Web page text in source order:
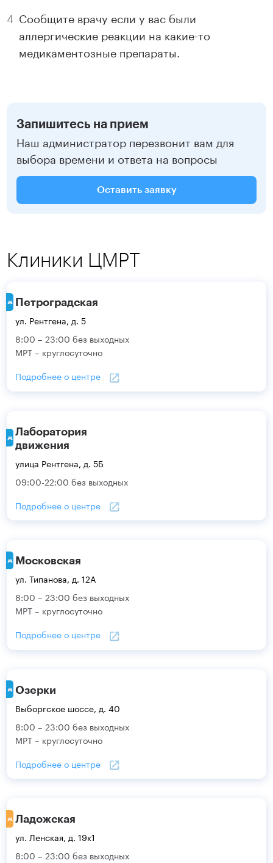
Сообщите врачу если у вас были
аллергические реакции на какие-то
медикаментозные препараты.
Запишитесь на прием
Наш администратор перезвонит вам для
выбора времени и ответа на вопросы
Оставить заявку
Клиники ЦМРТ
Петроградская
ул. Рентгена, д. 5
8:00 – 23:00 без выходных
МРТ – круглосуточно
Подробнее о центре
Лаборатория
движения
улица Рентгена, д. 5Б
09:00-22:00 без выходных
Подробнее о центре
Московская
ул. Типанова, д. 12А
8:00 – 23:00 без выходных
МРТ – круглосуточно
Подробнее о центре
Озерки
Выборгское шоссе, д. 40
8:00 – 23:00 без выходных
МРТ – круглосуточно
Подробнее о центре
Ладожская
ул. Ленская, д. 19к1
8:00 – 23:00 без выходных